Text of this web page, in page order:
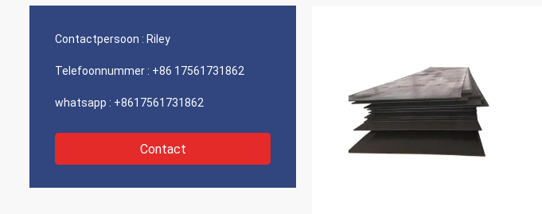
Contactpersoon : Riley
Telefoonnummer : +86 17561731862
whatsapp : +8617561731862
Contact